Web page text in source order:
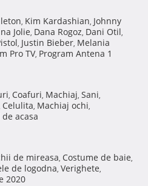
, Kim Kardashian, Johnny
Jolie, Dana Rogoz, Dani Otil,
, Justin Bieber, Melania
Pro TV, Program Antena 1
, Coafuri, Machiaj, Sani,
Celulita, Machiaj ochi,
acasa
de mireasa, Costume de baie,
de logodna, Verighete,
2020